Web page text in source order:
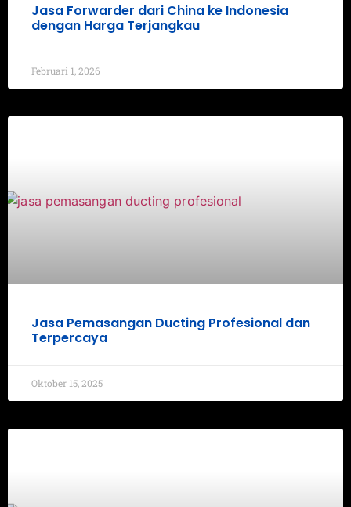
Jasa Forwarder dari China ke Indonesia
dengan Harga Terjangkau
Februari 1, 2026
Jasa Pemasangan Ducting Profesional dan
Terpercaya
Oktober 15, 2025